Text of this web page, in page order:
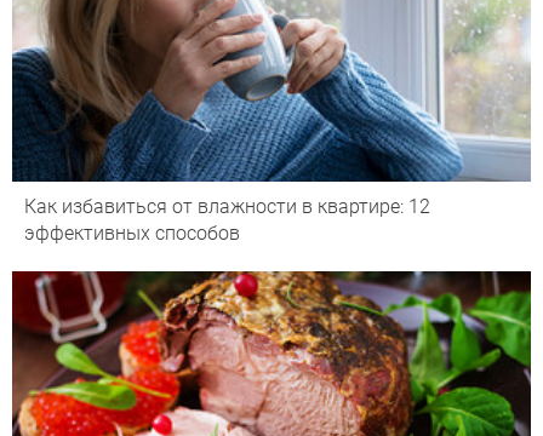
Как избавиться от влажности в квартире: 12
эффективных способов